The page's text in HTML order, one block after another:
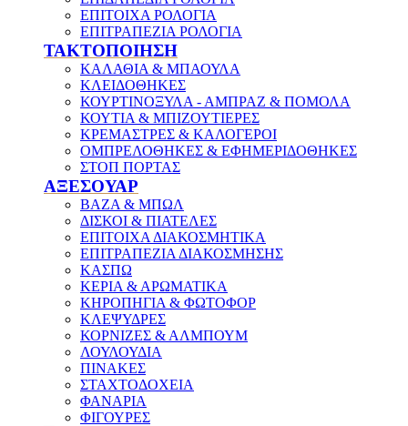
ΕΠΙΤΟΙΧΑ ΡΟΛΟΓΙΑ
ΕΠΙΤΡΑΠΕΖΙΑ ΡΟΛΟΓΙΑ
ΤΑΚΤΟΠΟΙΗΣΗ
ΚΑΛΑΘΙΑ & ΜΠΑΟΥΛΑ
ΚΛΕΙΔΟΘΗΚΕΣ
ΚΟΥΡΤΙΝΟΞΥΛΑ - ΑΜΠΡΑΖ & ΠΟΜΟΛΑ
ΚΟΥΤΙΑ & ΜΠΙΖΟΥΤΙΕΡΕΣ
ΚΡΕΜΑΣΤΡΕΣ & ΚΑΛΟΓΕΡΟΙ
ΟΜΠΡΕΛΟΘΗΚΕΣ & ΕΦΗΜΕΡΙΔΟΘΗΚΕΣ
ΣΤΟΠ ΠΟΡΤΑΣ
ΑΞΕΣΟΥΑΡ
ΒΑΖΑ & ΜΠΩΛ
ΔΙΣΚΟΙ & ΠΙΑΤΕΛΕΣ
ΕΠΙΤΟΙΧΑ ΔΙΑΚΟΣΜΗΤΙΚΑ
ΕΠΙΤΡΑΠΕΖΙΑ ΔΙΑΚΟΣΜΗΣΗΣ
ΚΑΣΠΩ
ΚΕΡΙΑ & ΑΡΩΜΑΤΙΚΑ
ΚΗΡΟΠΗΓΙΑ & ΦΩΤΟΦΟΡ
ΚΛΕΨΥΔΡΕΣ
ΚΟΡΝΙΖΕΣ & ΑΛΜΠΟΥΜ
ΛΟΥΛΟΥΔΙΑ
ΠΙΝΑΚΕΣ
ΣΤΑΧΤΟΔΟΧΕΙΑ
ΦΑΝΑΡΙΑ
ΦΙΓΟΥΡΕΣ